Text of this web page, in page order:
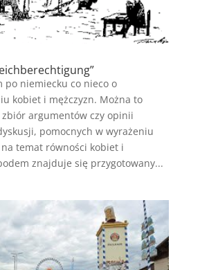
po niemiecku co nieco o
kobiet i mężczyzn. Można to
argumentów czy opinii
pomocnych w wyrażeniu
na temat równości kobiet i
znajduje się przygotowany...